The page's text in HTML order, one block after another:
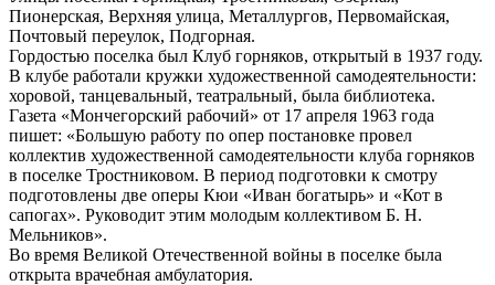
Пионерская, Верхняя улица, Металлургов, Первомайская,
Почтовый переулок, Подгорная.
Гордостью поселка был Клуб горняков, открытый в 1937 году.
В клубе работали кружки художественной самодеятельности:
хоровой, танцевальный, театральный, была библиотека.
Газета «Мончегорский рабочий» от 17 апреля 1963 года
пишет: «Большую работу по опер постановке провел
коллектив художественной самодеятельности клуба горняков
в поселке Тростниковом. В период подготовки к смотру
подготовлены две оперы Кюи «Иван богатырь» и «Кот в
сапогах». Руководит этим молодым коллективом Б. Н.
Мельников».
Во время Великой Отечественной войны в поселке была
открыта врачебная амбулатория.